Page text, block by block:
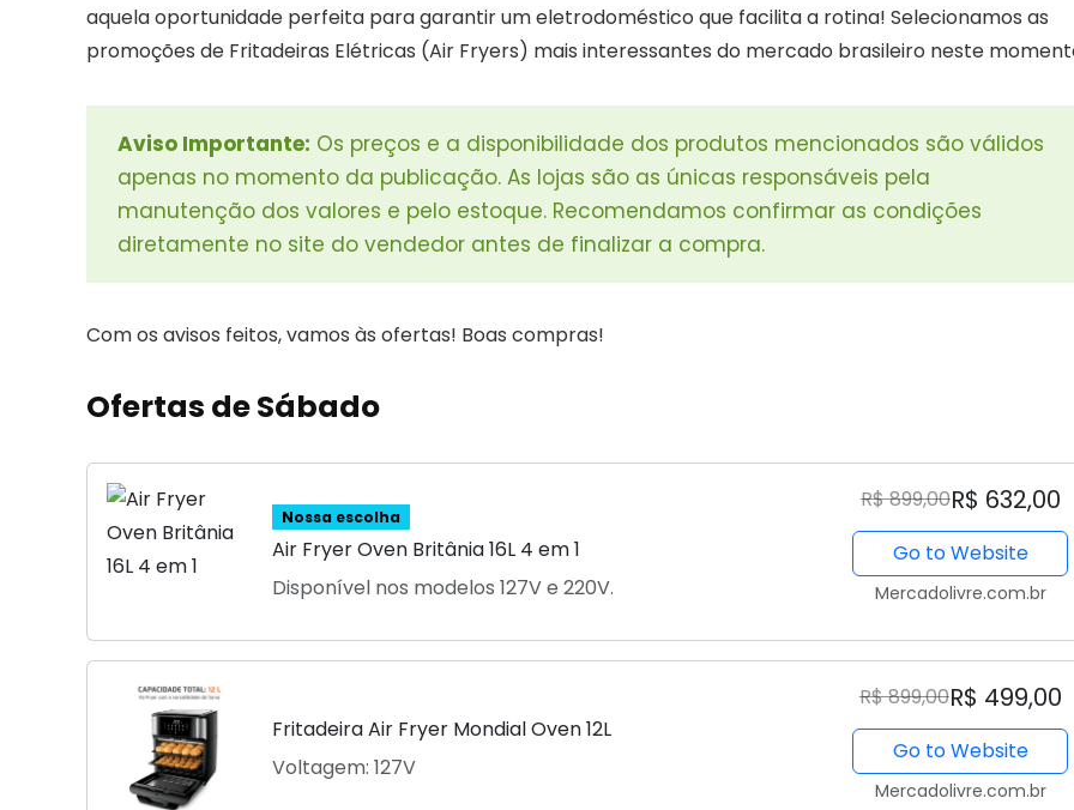
aquela oportunidade perfeita para garantir um eletrodoméstico que facilita a rotina! Selecionamos as
promoções de Fritadeiras Elétricas (Air Fryers) mais interessantes do mercado brasileiro neste
Aviso Importante: Os preços e a disponibilidade dos produtos mencionados são válidos
apenas no momento da publicação. As lojas são as únicas responsáveis pela
manutenção dos valores e pelo estoque. Recomendamos confirmar as condições
diretamente no site do vendedor antes de finalizar a compra.
Com os avisos feitos, vamos às ofertas! Boas compras!
Ofertas de Sábado
Nossa escolha
Air Fryer Oven Britânia 16L 4 em 1
Disponível nos modelos 127V e 220V.
R$ 899,00R$ 632,00
Go to Website
Mercadolivre.com.br
Fritadeira Air Fryer Mondial Oven 12L
Voltagem: 127V
R$ 899,00R$ 499,00
Go to Website
Mercadolivre.com.br